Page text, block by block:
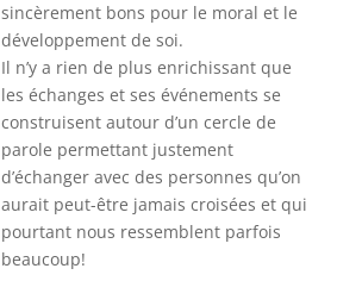
sincèrement bons pour le moral et le
développement de soi.
Il n’y a rien de plus enrichissant que
les échanges et ses événements se
construisent autour d’un cercle de
parole permettant justement
d’échanger avec des personnes qu’on
aurait peut-être jamais croisées et qui
pourtant nous ressemblent parfois
beaucoup!